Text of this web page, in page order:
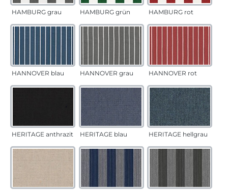
HAMBURG grau HAMBURG grün HAMBURG rot
HANNOVER blau HANNOVER grau HANNOVER rot
HERITAGE anthrazit HERITAGE blau HERITAGE hellgrau